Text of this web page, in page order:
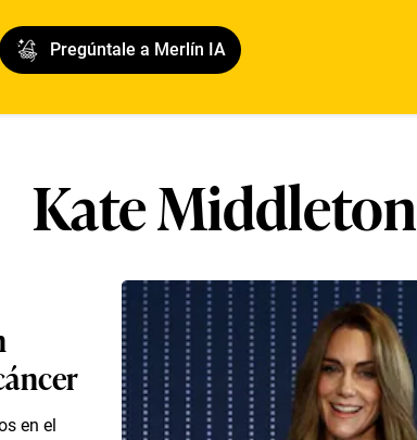
Pregúntale a Merlín IA
Kate Middleton
en el